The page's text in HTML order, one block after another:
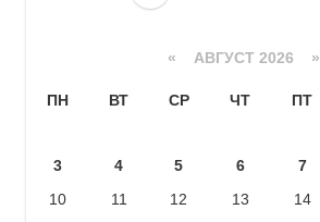
« АВГУСТ 2026 »
ПН ВТ СР ЧТ ПТ
3
4 5 6 7
10
11 12 13 14